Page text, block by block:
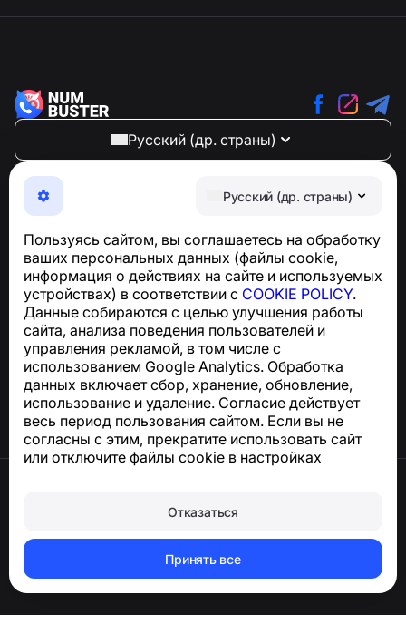
Русский (др. страны)
Пользуясь сайтом, вы соглашаетесь на обработку
ваших персональных данных (файлы cookie,
информация о действиях на сайте и используемых
устройствах) в соответствии с COOKIE POLICY.
Данные собираются с целью улучшения работы
сайта, анализа поведения пользователей и
управления рекламой, в том числе с
использованием Google Analytics. Обработка
данных включает сбор, хранение, обновление,
использование и удаление. Согласие действует
весь период пользования сайтом. Если вы не
согласны с этим, прекратите использовать сайт
или отключите файлы cookie в настройках
Отказаться
Принять все
Русский (др. страны)
NumBuster © 2013—2026 ·
Максимально удобное приложение для защиты от
телефонных мошенников, спама и нежелательных
Для запросов по соблюдению GDPR:
support@numbuster.com
Центр поддержки
Новости и статьи
О проекте
Контакты
Удалить аккаунт и персональные данные